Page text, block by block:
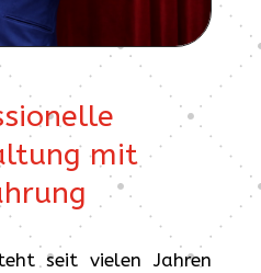
mit
seit vielen Jahren